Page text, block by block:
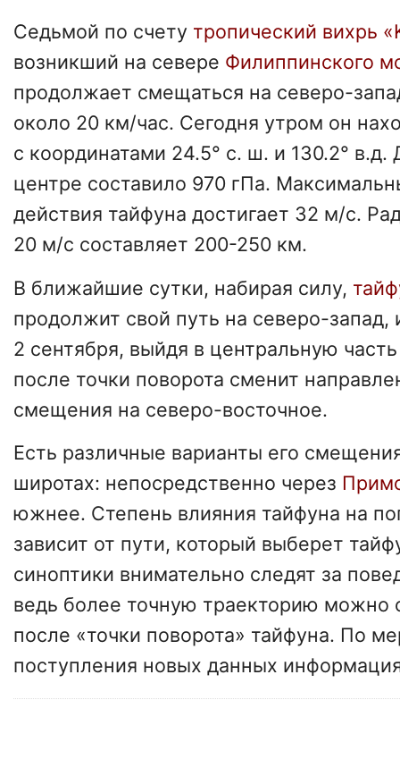
Седьмой по счету тропический вихрь
возникший на севере Филиппинского
продолжает смещаться на северо-
около 20 км/час. Сегодня утром он
с координатами 24.5° с. ш. и 130.2° в.д.
центре составило 970 гПа.
действия тайфуна достигает 32 м/с.
20 м/с составляет 200-250 км.
В ближайшие сутки, набирая силу,
продолжит свой путь на северо-
2 сентября, выйдя в центральную
после точки поворота сменит
смещения на северо-восточное.
Есть различные варианты его
широтах: непосредственно через
южнее. Степень влияния тайфуна на
зависит от пути, который выберет
синоптики внимательно следят за
ведь более точную траекторию можно
после «точки поворота» тайфуна. По
поступления новых данных